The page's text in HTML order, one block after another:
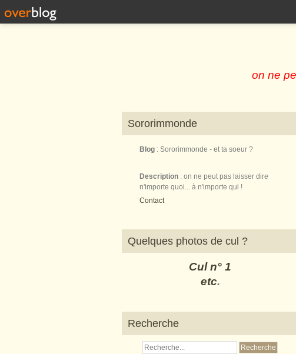
on ne
Sororimmonde
Blog : Sororimmonde - et ta soeur ?
Description : on ne peut pas laisser dire
n'importe quoi... à n'importe qui !
Contact
Quelques photos de cul ?
Cul n° 1
etc.
Recherche